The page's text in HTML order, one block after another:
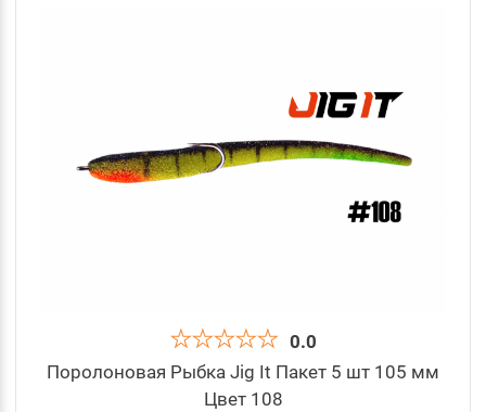
0.0
Поролоновая Рыбка Jig It Пакет 5 шт 105 мм
Цвет 108